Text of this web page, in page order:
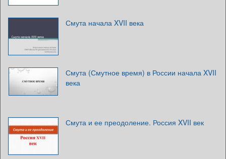
Смута начала XVII века
Смута (Смутное время) в России начала XVII
века
Смута и ее преодоление. Россия XVII век